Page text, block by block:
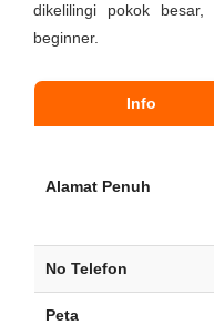
dikelilingi pokok
beginner.
Info
Alamat Penuh
No Telefon
Peta